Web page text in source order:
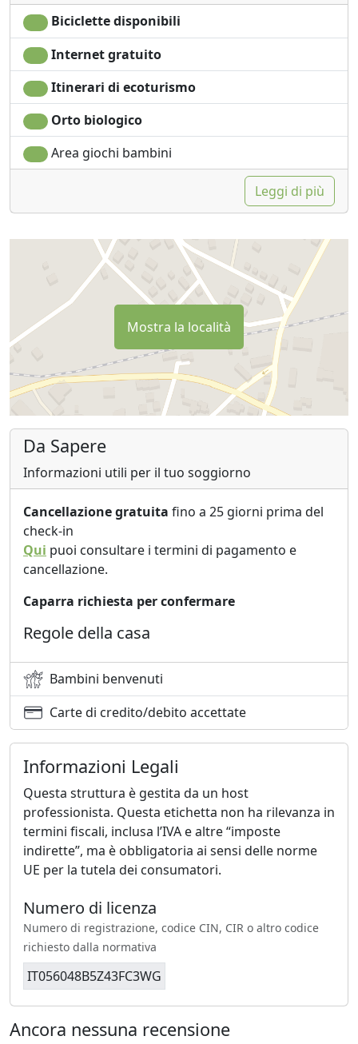
Biciclette disponibili
Internet gratuito
Itinerari di ecoturismo
Orto biologico
Area giochi bambini
Leggi di più
Mostra la località
Da Sapere
Informazioni utili per il tuo soggiorno
Cancellazione gratuita fino a 25 giorni prima del
check-in
Qui puoi consultare i termini di pagamento e
cancellazione.
Caparra richiesta per confermare
Regole della casa
Bambini benvenuti
Carte di credito/debito accettate
Informazioni Legali
Questa struttura è gestita da un host
professionista. Questa etichetta non ha rilevanza in
termini fiscali, inclusa l’IVA e altre “imposte
indirette”, ma è obbligatoria ai sensi delle norme
UE per la tutela dei consumatori.
Numero di licenza
Numero di registrazione, codice CIN, CIR o altro codice
richiesto dalla normativa
IT056048B5Z43FC3WG
Ancora nessuna recensione